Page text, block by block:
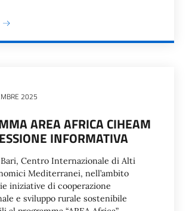
2025
AREA AFRICA CIHEAM
INFORMATIVA
Centro Internazionale di Alti
Mediterranei, nell’ambito
iniziative di cooperazione
e sviluppo rurale sostenibile